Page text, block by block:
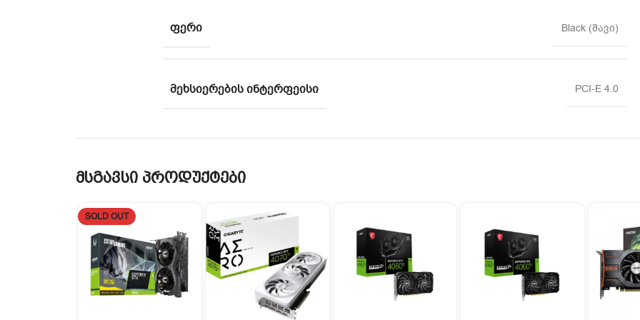
ᲤᲔᲠᲘ Black (შავი)
ᲛᲔᲮᲡᲘᲔᲠᲔᲑᲘᲡ ᲘᲜᲢᲔᲠᲤᲔᲘᲡᲘ PCI-E 4.0
მსგავსი პროდუქტები
SOLD OUT